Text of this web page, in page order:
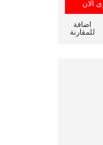
اضافة
للمقارنة